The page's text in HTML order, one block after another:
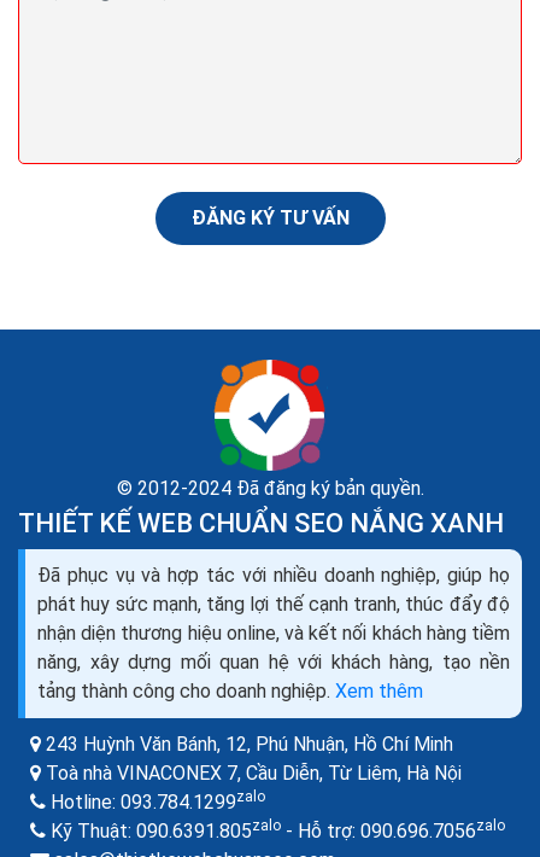
ĐĂNG KÝ TƯ VẤN
© 2012-2024 Đã đăng ký bản quyền.
THIẾT KẾ WEB CHUẨN SEO NẮNG XANH
Đã phục vụ và hợp tác với nhiều doanh nghiệp, giúp họ
phát huy sức mạnh, tăng lợi thế cạnh tranh, thúc đẩy độ
nhận diện thương hiệu online, và kết nối khách hàng tiềm
năng, xây dựng mối quan hệ với khách hàng, tạo nền
tảng thành công cho doanh nghiệp. Xem thêm
243 Huỳnh Văn Bánh, 12, Phú Nhuận, Hồ Chí Minh
Toà nhà VINACONEX 7, Cầu Diễn, Từ Liêm, Hà Nội
Hotline: 093.784.1299zalo
Kỹ Thuật: 090.6391.805zalo - Hỗ trợ: 090.696.7056zalo